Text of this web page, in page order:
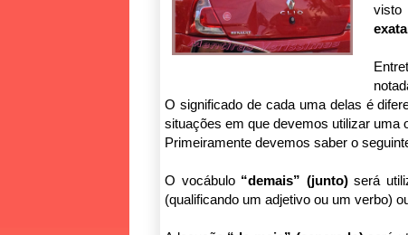
visto
O significado de cada uma delas é
situações em que devemos utilizar uma
Primeiramente devemos saber o
O vocábulo “demais” (junto)será
(qualificando um adjetivo ou um verbo)